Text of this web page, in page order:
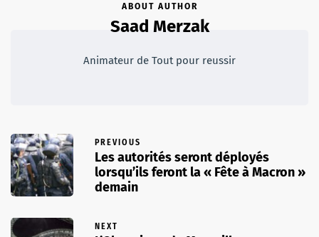
ABOUT AUTHOR
Saad Merzak
Animateur de Tout pour reussir
PREVIOUS
Les autorités seront déployés
lorsqu’ils feront la « Fête à Macron »
demain
NEXT